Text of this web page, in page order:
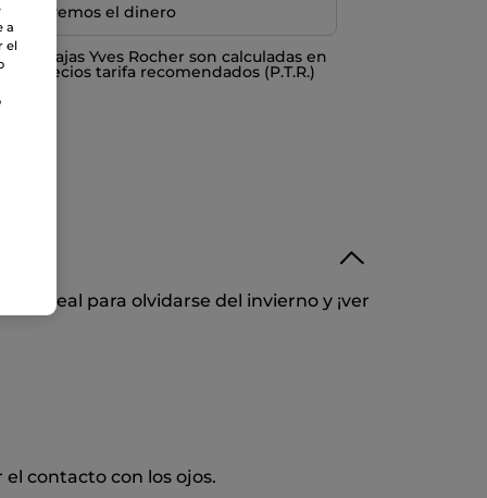
devolvemos el dinero
ventajas Yves Rocher son calculadas en
Precios tarifa recomendados (P.T.R.)
ideal para olvidarse del invierno y ¡ver
contacto con los ojos.
a
el